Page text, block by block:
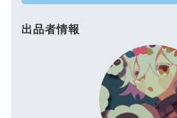
出品者情報